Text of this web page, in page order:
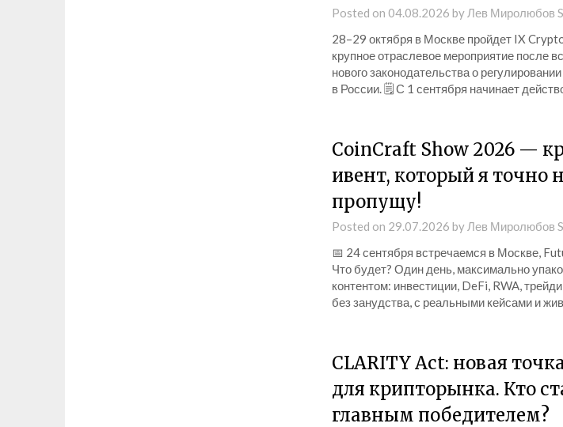
Posted on 04.08.2026 by Лев Миролюбов
28–29 октября в Москве пройдет IX
крупное отраслевое мероприятие после
нового законодательства о
в России. 🗒 С 1 сентября начинает
CoinCraft Show 2026 —
ивент, который я точно
пропущу!
Posted on 29.07.2026 by Лев Миролюбов
📅 24 сентября встречаемся в Москве,
Что будет? Один день, максимально
контентом: инвестиции, DeFi, RWA,
без занудства, с реальными кейсами и
CLARITY Act: новая
для крипторынка. Кто
главным победителем?